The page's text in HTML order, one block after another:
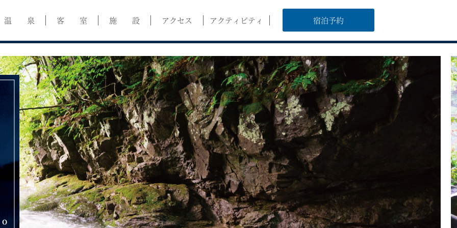
温 泉 客 室 施 設 アクセス アクティビティ 宿泊予約